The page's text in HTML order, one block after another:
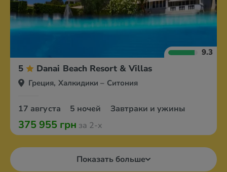
9.3
5 Danai Beach Resort & Villas
Греция, Халкидики – Ситония
17 августа 5 ночей Завтраки и ужины
375 955 грн за 2-х
Показать больше